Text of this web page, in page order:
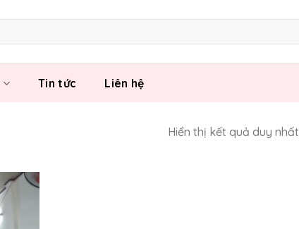
Tin tức Liên hệ
Hiển thị kết quả duy nhất